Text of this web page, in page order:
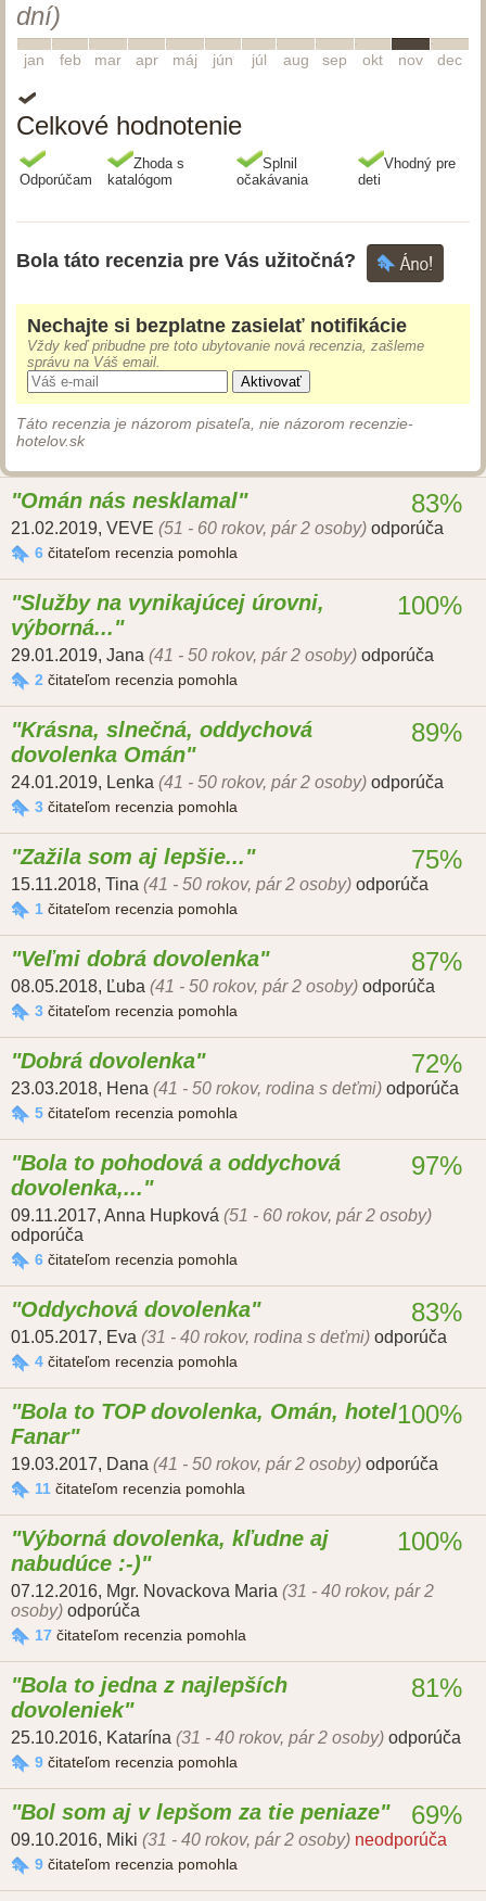
dní)
jan feb mar apr máj jún júl aug sep okt nov dec
Celkové hodnotenie
Odporúčam
Zhoda s
katalógom
Splnil
očakávania
Vhodný pre
deti
Bola táto recenzia pre Vás užitočná?
Nechajte si bezplatne zasielať notifikácie
Vždy keď pribudne pre toto ubytovanie nová recenzia, zašleme
správu na Váš email.
Aktivovať
Táto recenzia je názorom pisateľa, nie názorom recenzie-
hotelov.sk
Omán nás nesklamal
21.02.2019, VEVE (51 - 60 rokov, pár 2 osoby) odporúča
6 čitateľom recenzia pomohla
83%
Služby na vynikajúcej úrovni,
výborná...
29.01.2019, Jana (41 - 50 rokov, pár 2 osoby) odporúča
2 čitateľom recenzia pomohla
100%
Krásna, slnečná, oddychová
dovolenka Omán
24.01.2019, Lenka (41 - 50 rokov, pár 2 osoby) odporúča
3 čitateľom recenzia pomohla
89%
Zažila som aj lepšie...
15.11.2018, Tina (41 - 50 rokov, pár 2 osoby) odporúča
1 čitateľom recenzia pomohla
75%
Veľmi dobrá dovolenka
08.05.2018, Ľuba (41 - 50 rokov, pár 2 osoby) odporúča
3 čitateľom recenzia pomohla
87%
Dobrá dovolenka
23.03.2018, Hena (41 - 50 rokov, rodina s deťmi) odporúča
5 čitateľom recenzia pomohla
72%
Bola to pohodová a oddychová
dovolenka,...
09.11.2017, Anna Hupková (51 - 60 rokov, pár 2 osoby)
odporúča
6 čitateľom recenzia pomohla
97%
Oddychová dovolenka
01.05.2017, Eva (31 - 40 rokov, rodina s deťmi) odporúča
4 čitateľom recenzia pomohla
83%
Bola to TOP dovolenka, Omán, hotel
Fanar
19.03.2017, Dana (41 - 50 rokov, pár 2 osoby) odporúča
11 čitateľom recenzia pomohla
100%
Výborná dovolenka, kľudne aj
nabudúce :-)
07.12.2016, Mgr. Novackova Maria (31 - 40 rokov, pár 2
osoby) odporúča
17 čitateľom recenzia pomohla
100%
Bola to jedna z najlepších
dovoleniek
25.10.2016, Katarína (31 - 40 rokov, pár 2 osoby) odporúča
9 čitateľom recenzia pomohla
81%
Bol som aj v lepšom za tie peniaze
09.10.2016, Miki (31 - 40 rokov, pár 2 osoby) neodporúča
9 čitateľom recenzia pomohla
69%